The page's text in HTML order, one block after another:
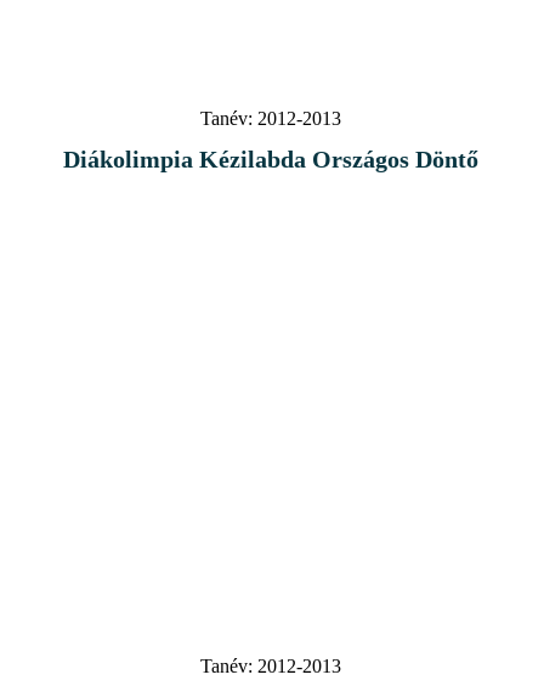
Tanév: 2012-2013
Diákolimpia Kézilabda Országos Döntő
Tanév: 2012-2013